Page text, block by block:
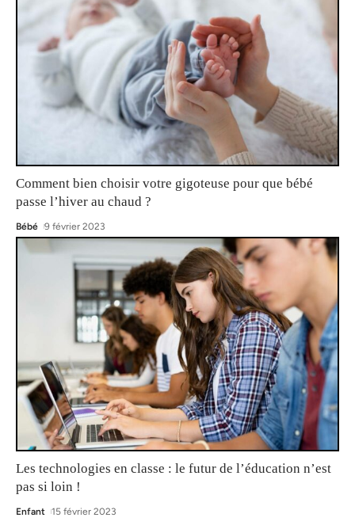
Comment bien choisir votre gigoteuse pour que bébé
passe l’hiver au chaud ?
Bébé 9 février 2023
Les technologies en classe : le futur de l’éducation n’est
pas si loin !
Enfant 15 février 2023